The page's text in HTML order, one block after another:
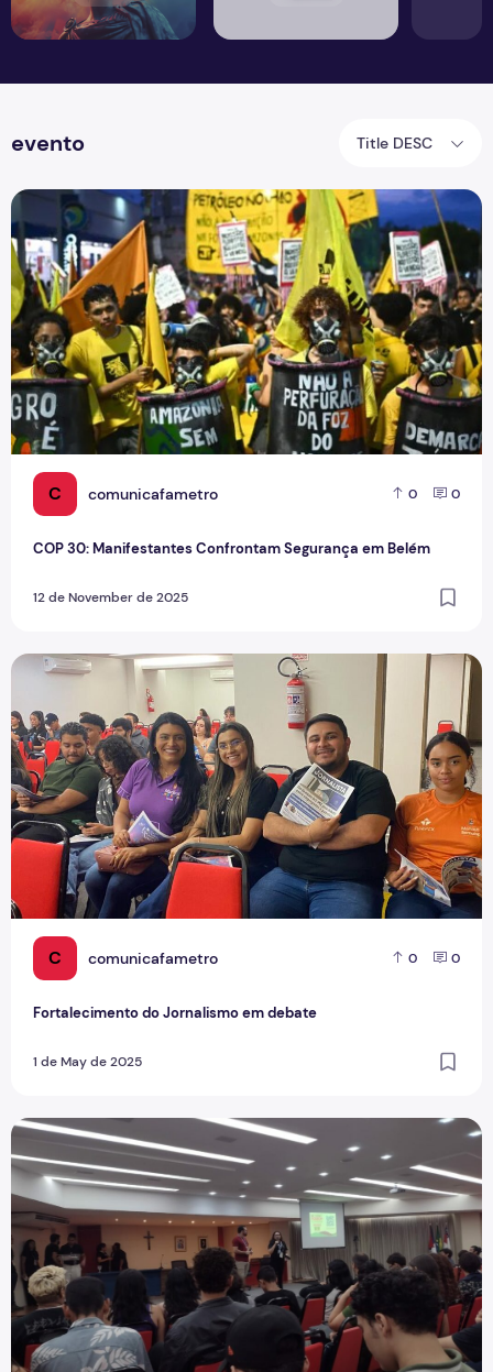
evento Title DESC
C comunicafametro 0 0
COP 30: Manifestantes Confrontam Segurança em Belém
12 de November de 2025
COP 30: Manifestantes Confrontam Segurança em Belém
C comunicafametro 0 0
Fortalecimento do Jornalismo em debate
1 de May de 2025
Fortalecimento do Jornalismo em debate
A dor e a delícia de organizar um evento de comunicação